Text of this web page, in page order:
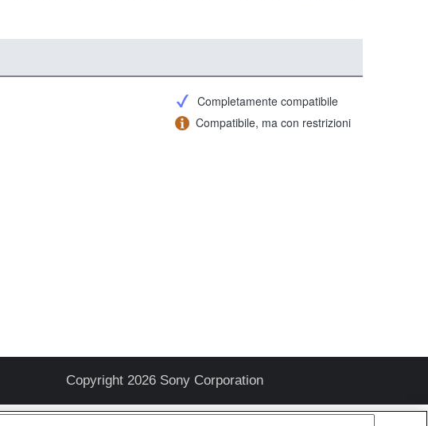
Completamente compatibile
Compatibile, ma con restrizioni
Copyright 2026 Sony Corporation